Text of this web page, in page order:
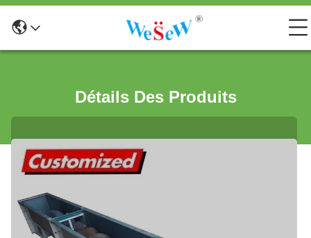
Détails Des Produits